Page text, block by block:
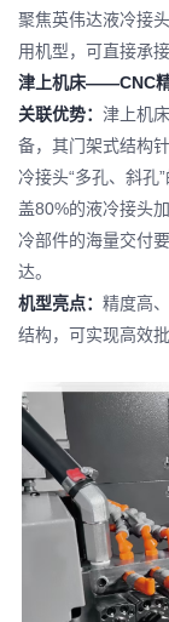
聚焦英伟达液冷接头
用机型，可直接承
津上机床——CNC
关联优势： 津上机床
备，其门架式结构
冷接头“多孔、斜孔
盖80%的液冷接头
冷部件的海量交付
达。
机型亮点： 精度高
结构，可实现高效